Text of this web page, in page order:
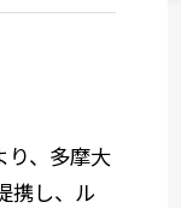
り、多摩大
携し、ル